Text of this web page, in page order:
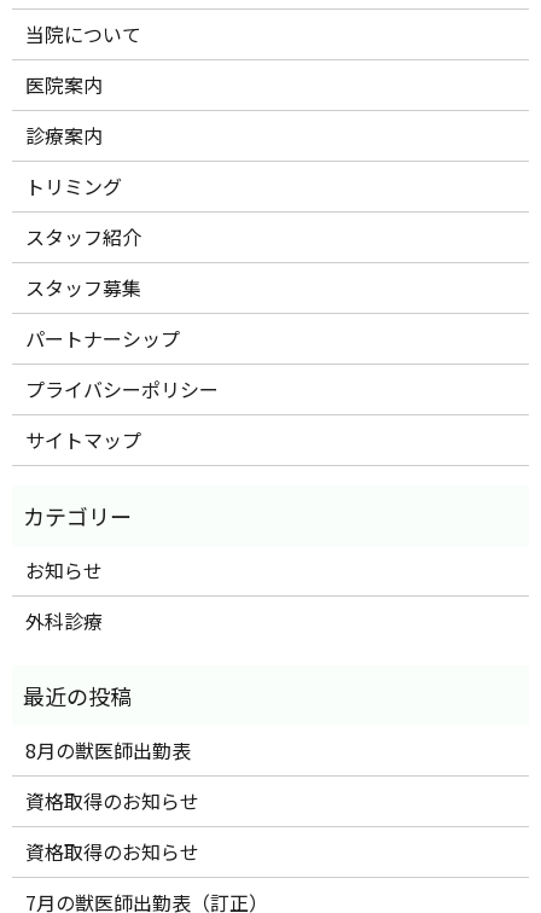
当院について
医院案内
診療案内
トリミング
スタッフ紹介
スタッフ募集
パートナーシップ
プライバシーポリシー
サイトマップ
お知らせ
外科診療
8月の獣医師出勤表
資格取得のお知らせ
資格取得のお知らせ
7月の獣医師出勤表（訂正）